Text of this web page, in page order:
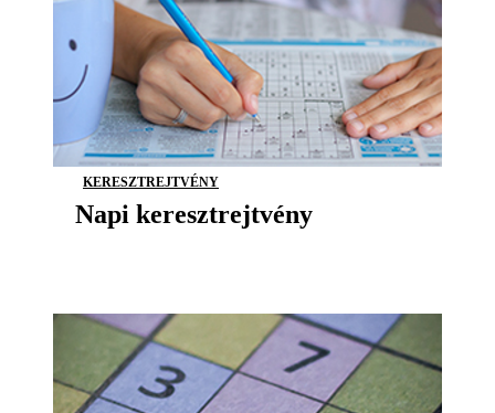
KERESZTREJTVÉNY
Napi keresztrejtvény